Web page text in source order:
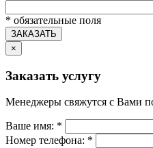
* обязательные поля
ЗАКАЗАТЬ
×
Заказать услугу
Менеджеры свяжутся с Вами
Ваше имя: *
Номер телефона: *